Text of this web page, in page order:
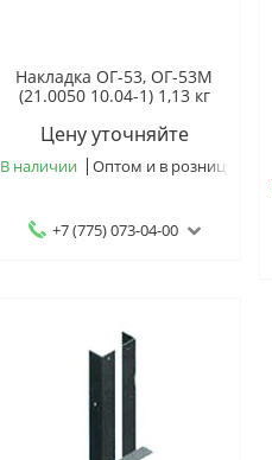
Накладка ОГ-53, ОГ-53М
(21.0050 10.04-1) 1,13 кг
Цену уточняйте
В наличии Оптом и в розницу
+7 (775) 073-04-00